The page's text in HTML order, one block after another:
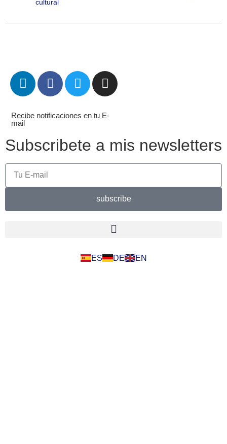
cultural
Recibe notificaciones en tu E-
mail
Subscribete a mis newsletters
subscribe
ES DE EN